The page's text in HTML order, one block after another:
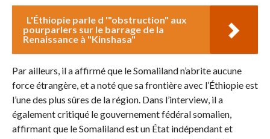
L'Éthiopie parle d '"obstruction" aux
pourparlers sur le barrage de la
Renaissance à "Kinshasa"
Par ailleurs, il a affirmé que le Somaliland n’abrite aucune
force étrangère, et a noté que sa frontière avec l’Éthiopie est
l’une des plus sûres de la région. Dans l’interview, il a
également critiqué le gouvernement fédéral somalien,
affirmant que le Somaliland est un État indépendant et